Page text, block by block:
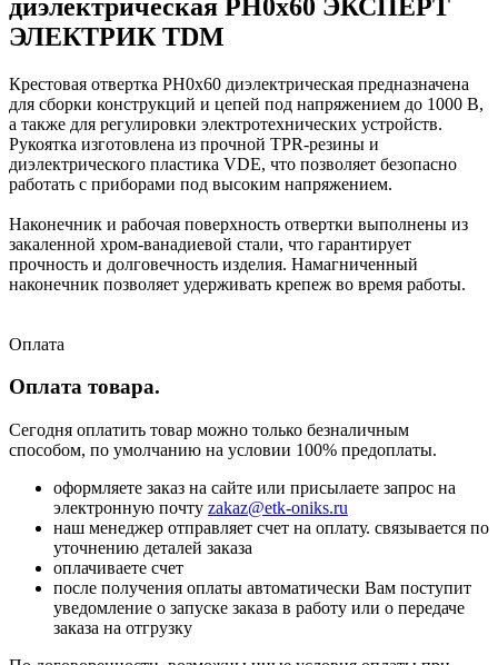
диэлектрическая PH0x60 ЭКСПЕРТ
ЭЛЕКТРИК TDM
Крестовая отвертка PH0x60 диэлектрическая предназначена
для сборки конструкций и цепей под напряжением до 1000 В,
а также для регулировки электротехнических устройств.
Рукоятка изготовлена из прочной TPR-резины и
диэлектрического пластика VDE, что позволяет безопасно
работать с приборами под высоким напряжением.
Наконечник и рабочая поверхность отвертки выполнены из
закаленной хром-ванадиевой стали, что гарантирует
прочность и долговечность изделия. Намагниченный
наконечник позволяет удерживать крепеж во время работы.
Оплата
Оплата товара.
Сегодня оплатить товар можно только безналичным
способом, по умолчанию на условии 100% предоплаты.
оформляете заказ на сайте или присылаете запрос на
электронную почту zakaz@etk-oniks.ru
наш менеджер отправляет счет на оплату. связывается по
уточнению деталей заказа
оплачиваете счет
после получения оплаты автоматически Вам поступит
уведомление о запуске заказа в работу или о передаче
заказа на отгрузку